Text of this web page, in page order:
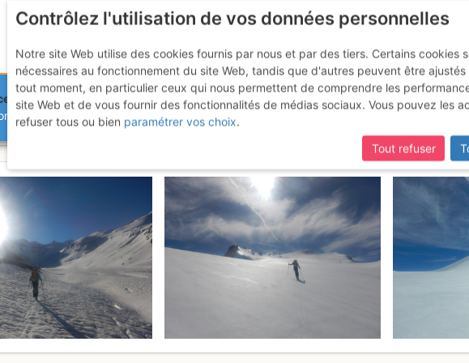
et importante mise à jour du site,si certaines pages ne sont plus accessibles,
sur le site.
de la Galise : Versant W (voie
Contrôlez l'utilisation de vos données personnelles
Notre site Web utilise des cookies fournis par nous et par des tiers. Certains cookies
nécessaires au fonctionnement du site Web, tandis que d'autres peuvent être ajustés
tout moment, en particulier ceux qui nous permettent de comprendre les
site Web et de vous fournir des fonctionnalités de médias sociaux. Vous pouvez les
refuser tous ou bien paramétrer vos choix.
Tout refuser